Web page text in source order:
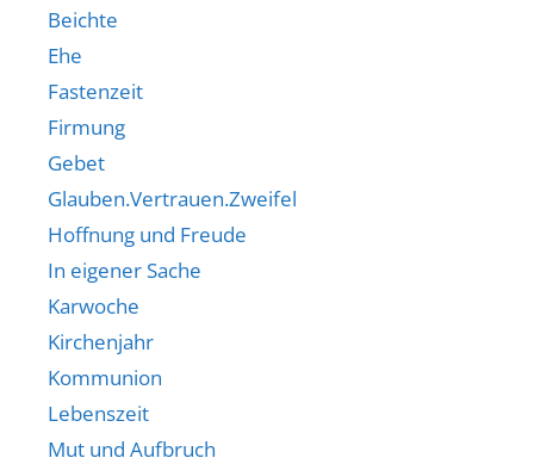
Beichte
Ehe
Fastenzeit
Firmung
Gebet
Glauben.Vertrauen.Zweifel
Hoffnung und Freude
In eigener Sache
Karwoche
Kirchenjahr
Kommunion
Lebenszeit
Mut und Aufbruch